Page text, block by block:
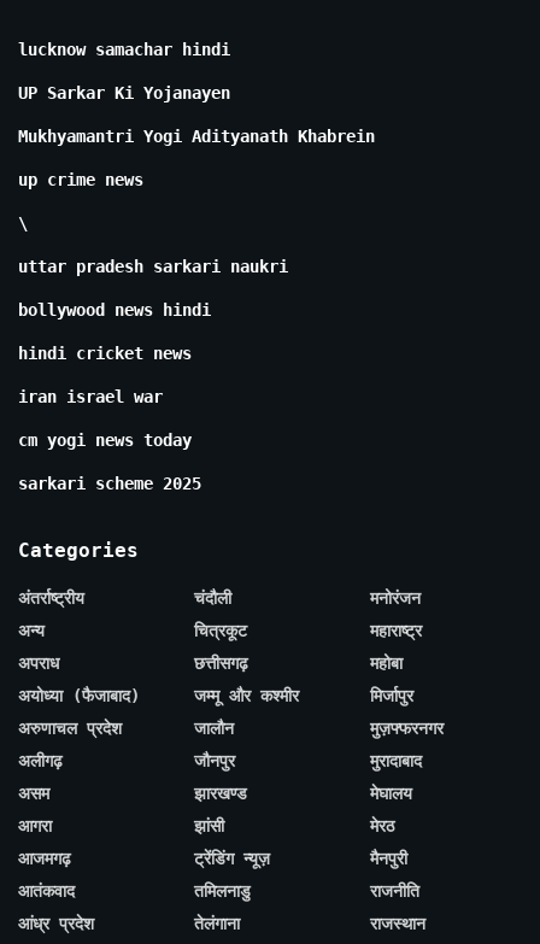
lucknow samachar hindi
UP Sarkar Ki Yojanayen
Mukhyamantri Yogi Adityanath Khabrein
up crime news
\
uttar pradesh sarkari naukri
bollywood news hindi
hindi cricket news
iran israel war
cm yogi news today
sarkari scheme 2025
Categories
अंतर्राष्ट्रीय
अन्य
अपराध
अयोध्या (फैजाबाद)
अरुणाचल प्रदेश
अलीगढ़
असम
आगरा
आजमगढ़
आतंकवाद
आंध्र प्रदेश
चंदौली
चित्रकूट
छत्तीसगढ़
जम्मू और कश्मीर
जालौन
जौनपुर
झारखण्ड
झांसी
ट्रेंडिंग न्यूज़
तमिलनाडु
तेलंगाना
मनोरंजन
महाराष्ट्र
महोबा
मिर्जापुर
मुज़फ्फरनगर
मुरादाबाद
मेघालय
मेरठ
मैनपुरी
राजनीति
राजस्थान